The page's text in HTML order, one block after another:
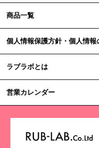
場合があります。
その際、弊社は、個人情報
正等、利用停止等の請求
当社は、ご本人様からの求
情報の利用目的の通知、開
または第三者提供の停止等
【個人情報保護に関するお問
商品一覧
個人情報保護方針・個人情報
ラブラボとは
営業カレンダー